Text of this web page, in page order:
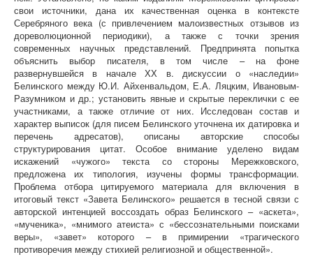
свои источники, дана их качественная оценка в контексте
Серебряного века (с привлечением малоизвестных отзывов из
дореволюционной периодики), а также с точки зрения
современных научных представлений. Предпринята попытка
объяснить выбор писателя, в том числе – на фоне
развернувшейся в начале ХХ в. дискуссии о «наследии»
Белинского между Ю.И. Айхенвальдом, Е.А. Ляцким, Ивановым-
Разумником и др.; установить явные и скрытые переклички с ее
участниками, а также отличие от них. Исследован состав и
характер выписок (для писем Белинского уточнена их датировка и
перечень адресатов), описаны авторские способы
структурирования цитат. Особое внимание уделено видам
искажений «чужого» текста со стороны Мережковского,
предложена их типология, изучены формы трансформации.
Проблема отбора цитируемого материала для включения в
итоговый текст «Завета Белинского» решается в тесной связи с
авторской интенцией воссоздать образ Белинского – «аскета»,
«мученика», «мнимого атеиста» с «бессознательными поисками
веры», «завет» которого – в примирении «трагического
противоречия между стихией религиозной и общественной».